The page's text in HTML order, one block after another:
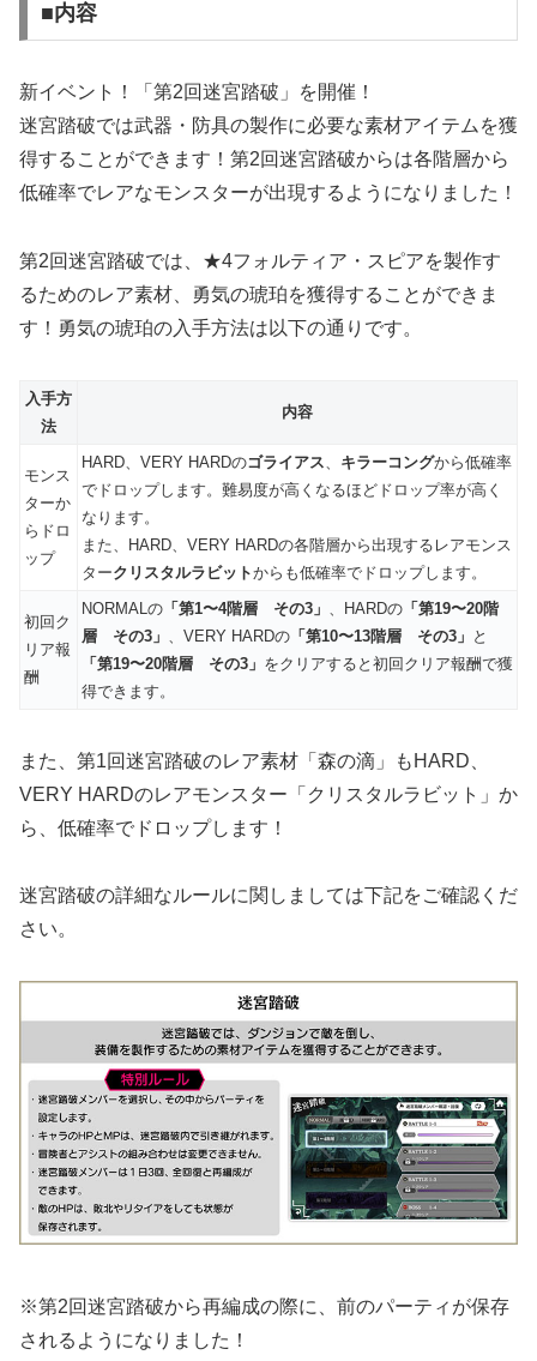
■内容
新イベント！「第2回迷宮踏破」を開催！
迷宮踏破では武器・防具の製作に必要な素材アイテムを獲
得することができます！第2回迷宮踏破からは各階層から
低確率でレアなモンスターが出現するようになりました！
第2回迷宮踏破では、★4フォルティア・スピアを製作す
るためのレア素材、勇気の琥珀を獲得することができま
す！勇気の琥珀の入手方法は以下の通りです。
入手方
法
内容
モンス
ターか
らドロ
ップ
HARD、VERY HARDのゴライアス キラーコングから低確率
でドロップします。難易度が高くなるほどドロップ率が高く
なります。
また、HARD、VERY HARDの各階層から出現するレアモンス
タークリスタルラビットからも低確率でドロップします。
初回ク
リア報
酬
NORMALの 「第1〜4階層 その3」 、HARDの 「第19〜20階
層 その3」
、VERY HARDの 「第10〜13階層 その3」 と
「第19〜20階層 その3」 をクリアすると初回クリア報酬で獲
得できます。
また、第1回迷宮踏破のレア素材「森の滴」もHARD、
VERY HARDのレアモンスター「クリスタルラビット」か
ら、低確率でドロップします！
迷宮踏破の詳細なルールに関しましては下記をご確認くだ
さい。
※第2回迷宮踏破から再編成の際に、前のパーティが保存
されるようになりました！